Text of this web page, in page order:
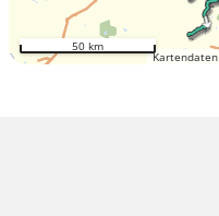
Kartendaten
50 km